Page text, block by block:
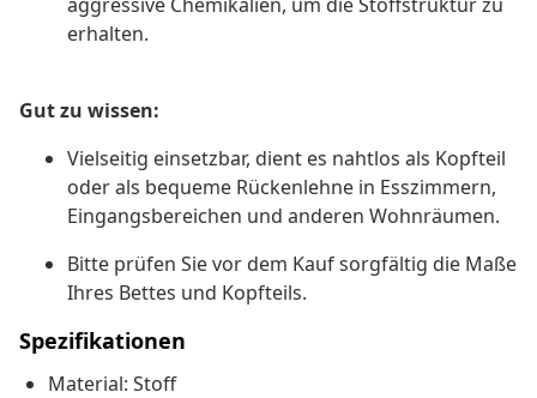
erhalten.
Gut zu wissen:
Vielseitig einsetzbar, dient es nahtlos als Kopfteil
oder als bequeme Rückenlehne in Esszimmern,
Eingangsbereichen und anderen Wohnräumen.
Bitte prüfen Sie vor dem Kauf sorgfältig die Maße
Ihres Bettes und Kopfteils.
Spezifikationen
Material: Stoff